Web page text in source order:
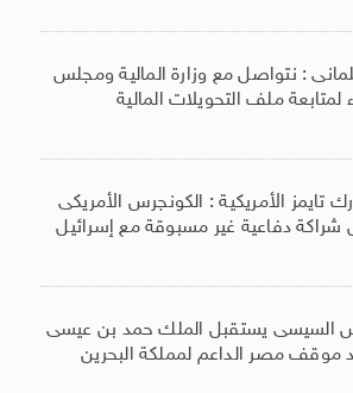
: نتواصل مع وزارة المالية ومجلس
لمتابعة ملف التحويلات المالية
تايمز الأمريكية : الكونجرس الأمريكى
دفاعية غير مسبوقة مع إسرائيل
السيسى يستقبل الملك حمد بن عيسى
موقف مصر الداعم لمملكة البحرين